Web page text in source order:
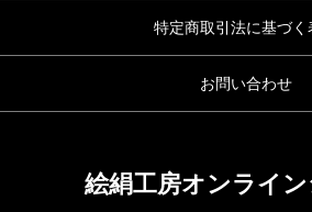
特定商取引法に基づく
お問い合わせ
絵絹工房オンライ